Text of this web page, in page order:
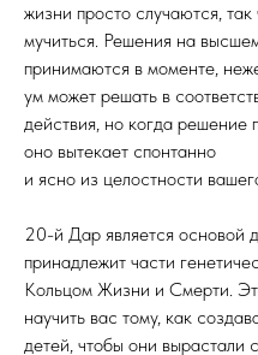
жизни просто случаются,
мучиться. Решения на
принимаются в моменте,
ум может решать в
действия, но когда решение
оно вытекает спонтанно
и ясно из целостности
20-й Дар является основой
принадлежит части
Кольцом Жизни и Смерти.
научить вас тому, как
детей, чтобы они вырастали